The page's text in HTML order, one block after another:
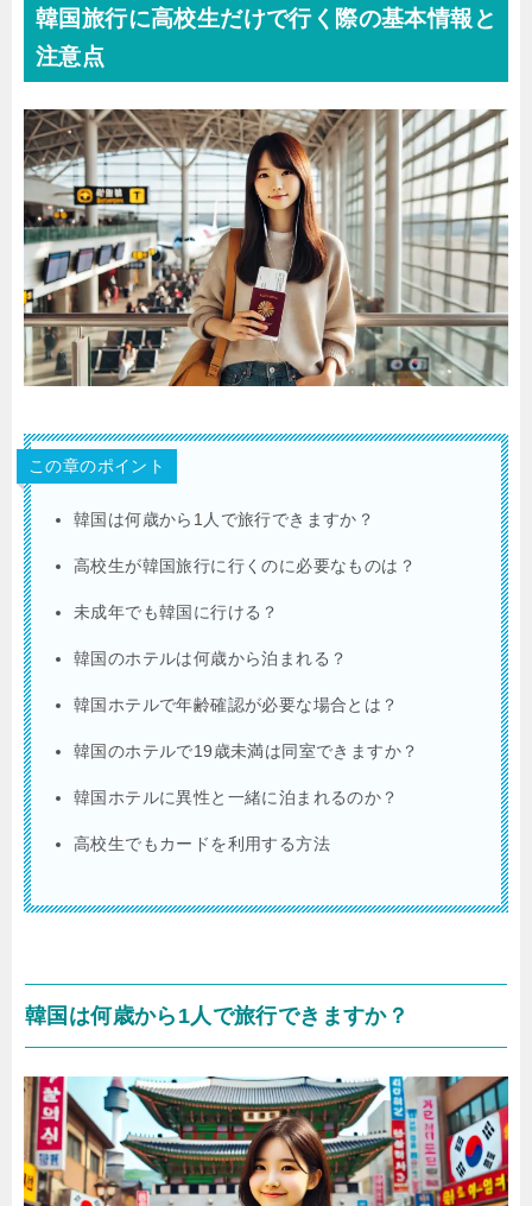
韓国旅行に高校生だけで行く際の基本情報と
注意点
この章のポイント
韓国は何歳から1人で旅行できますか？
高校生が韓国旅行に行くのに必要なものは？
未成年でも韓国に行ける？
韓国のホテルは何歳から泊まれる？
韓国ホテルで年齢確認が必要な場合とは？
韓国のホテルで19歳未満は同室できますか？
韓国ホテルに異性と一緒に泊まれるのか？
高校生でもカードを利用する方法
韓国は何歳から1人で旅行できますか？